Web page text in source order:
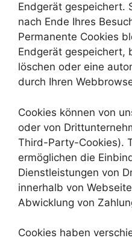
Endgerät gespeichert.
nach Ende Ihres
Permanente Cookies
Endgerät gespeichert,
löschen oder eine
durch Ihren
Cookies können von
oder von
Third-Party-Cookies).
ermöglichen die
Dienstleistungen von
innerhalb von
Abwicklung von
Cookies haben